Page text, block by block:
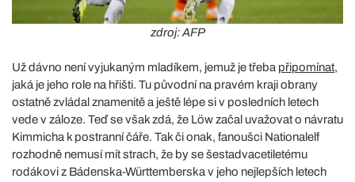
zdroj: AFP
Už dávno není vyjukaným mladíkem, jemuž je třeba připomínat,
jaká je jeho role na hřišti. Tu původní na pravém kraji obrany
ostatně zvládal znamenitě a ještě lépe si v posledních letech
vede v záloze. Teď se však zdá, že Löw začal uvažovat o návratu
Kimmicha k postranní čáře. Tak či onak, fanoušci Nationalelf
rozhodně nemusí mít strach, že by se šestadvacetiletému
rodákovi z Bádenska-Württemberska v jeho nejlepších letech